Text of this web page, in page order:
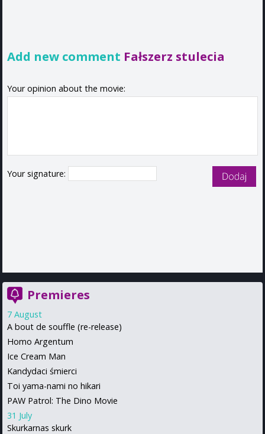
Add new comment Fałszerz stulecia
Your opinion about the movie:
Your signature:
Premieres
7 August
A bout de souffle (re-release)
Homo Argentum
Ice Cream Man
Kandydaci śmierci
Toi yama-nami no hikari
PAW Patrol: The Dino Movie
31 July
Skurkarnas skurk